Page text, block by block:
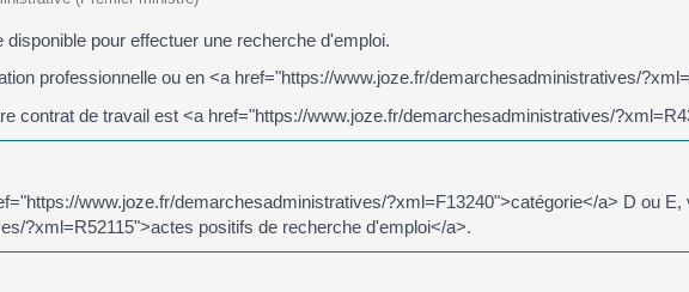
pour effectuer une recherche d'emploi.
professionnelle ou en <a href="https://www.joze.fr/demarchesadministratives/
contrat de travail est <a href="https://www.joze.fr/demarchesadministratives/
www.joze.fr/demarchesadministratives/?xml=F13240">catégorie</a> D ou
?xml=R52115">actes positifs de recherche d'emploi</a>.